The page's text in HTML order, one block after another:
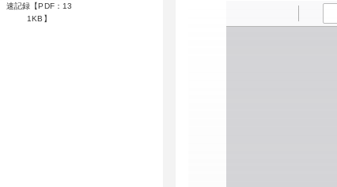
速記録【PDF：13
1KB】